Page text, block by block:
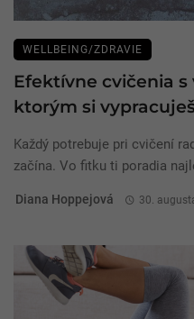
WELLBEING/ZDRAVIE
Efektívne cvičenia
ktorým si
Každý potrebuje pri cvičení
začína. Vo fitku ti poradia
Diana Hoppejová 30.